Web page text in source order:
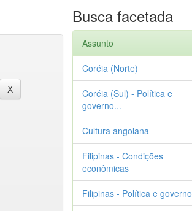
Busca facetada
Assunto
Coréia (Norte)
Coréia (Sul) - Política e
governo...
Cultura angolana
Filipinas - Condições
econômicas
Filipinas - Política e governo